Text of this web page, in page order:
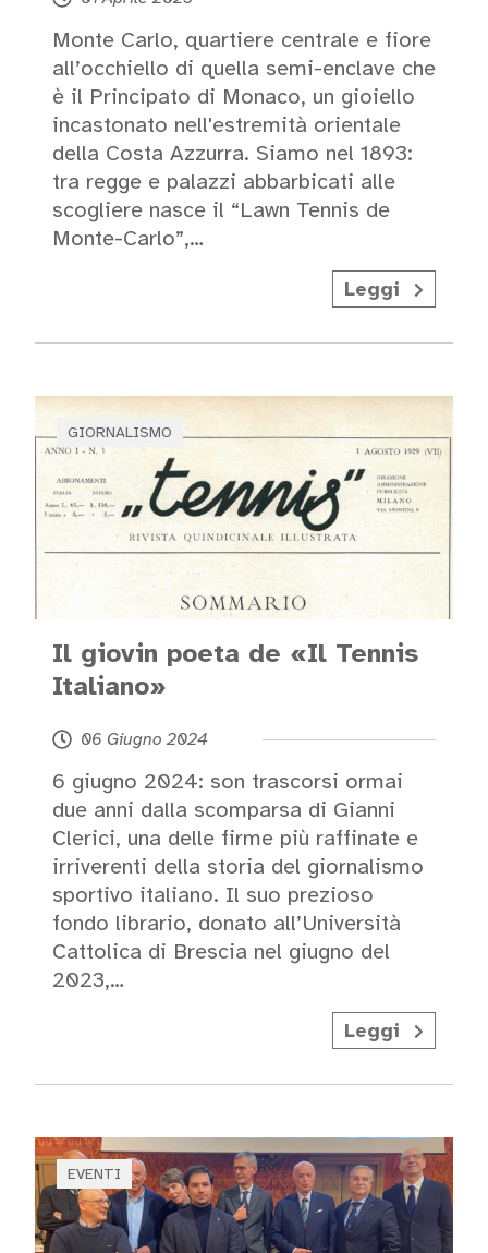
Monte Carlo, quartiere centrale e fiore
all’occhiello di quella semi-enclave che
è il Principato di Monaco, un gioiello
incastonato nell'estremità orientale
della Costa Azzurra. Siamo nel 1893:
tra regge e palazzi abbarbicati alle
scogliere nasce il “Lawn Tennis de
Monte-Carlo”,…
Leggi
GIORNALISMO
Il giovin poeta de «Il Tennis
Italiano»
06 Giugno 2024
6 giugno 2024: son trascorsi ormai
due anni dalla scomparsa di Gianni
Clerici, una delle firme più raffinate e
irriverenti della storia del giornalismo
sportivo italiano. Il suo prezioso
fondo librario, donato all’Università
Cattolica di Brescia nel giugno del
2023,…
Leggi
EVENTI